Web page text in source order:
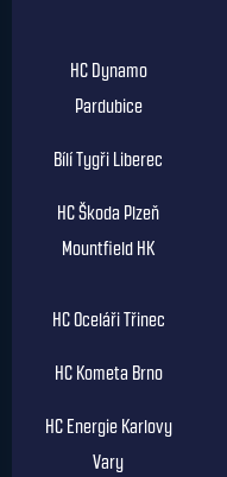
HC Dynamo
Pardubice
Bílí Tygři Liberec
HC Škoda Plzeň
Mountfield HK
HC Oceláři Třinec
HC Kometa Brno
HC Energie Karlovy
Vary